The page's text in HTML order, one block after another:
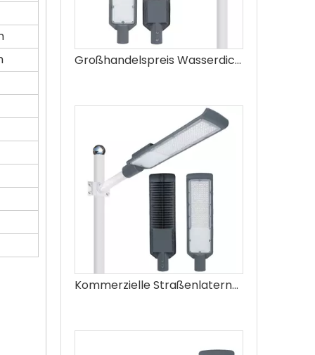
Großhandelspreis Wasserdichte Außenbeleuchtung Smd 150w LED-Straßenlaterne
Kommerzielle Straßenlaterne Modernes Design Smart 50w LED-Straßenlaterne im Freien